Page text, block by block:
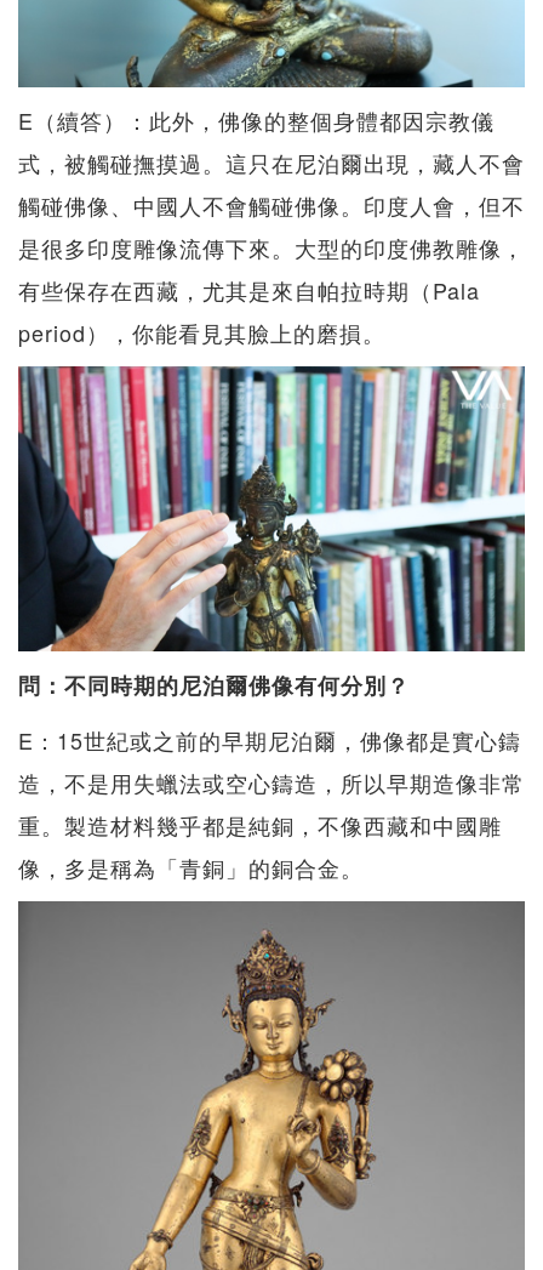
E（續答）：此外，佛像的整個身體都因宗教儀
式，被觸碰撫摸過。這只在尼泊爾出現，藏人不會
觸碰佛像、中國人不會觸碰佛像。印度人會，但不
是很多印度雕像流傳下來。大型的印度佛教雕像，
有些保存在西藏，尤其是來自帕拉時期（Pala
period），你能看見其臉上的磨損。
問：不同時期的尼泊爾佛像有何分別？
E：15世紀或之前的早期尼泊爾，佛像都是實心鑄
造，不是用失蠟法或空心鑄造，所以早期造像非常
重。製造材料幾乎都是純銅，不像西藏和中國雕
像，多是稱為「青銅」的銅合金。